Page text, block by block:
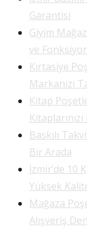
Garantisi
Giyim
ve
Kırtasiye
Markanızı
Kitap
Baskılı
Bir Arada
İzmir’de 10
Yüksek
Mağaza
Alışveriş